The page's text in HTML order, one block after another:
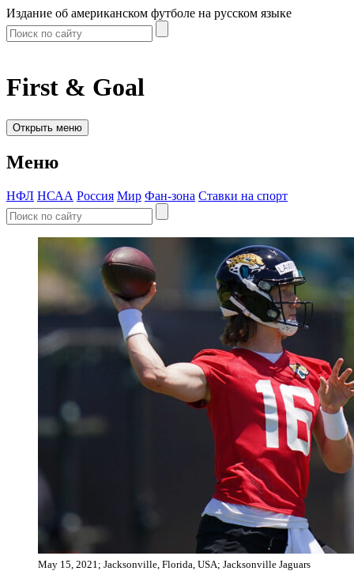
Издание об американском футболе на русском языке
First & Goal
Открыть меню
Меню
НФЛ НСАА Россия Мир Фан-зона Ставки на спорт
May 15, 2021; Jacksonville, Florida, USA; Jacksonville Jaguars